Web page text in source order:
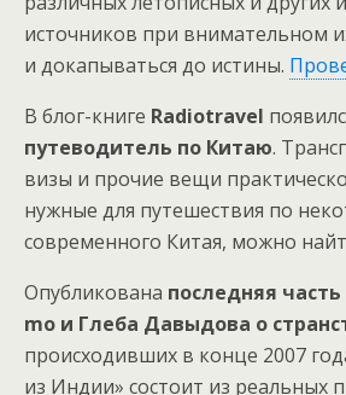
источников при внимательном
и докапываться до истины.
В блог-книге Radiotravel
путеводитель по Китаю.
визы и прочие вещи
нужные для путешествия по
современного Китая, можно
Опубликована последняя
mo и Глеба Давыдова о
происходивших в конце 2007
из Индии» состоит из реальных